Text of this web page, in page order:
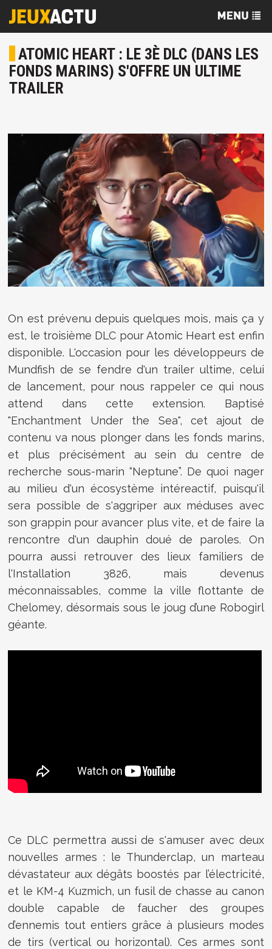
ATOMIC HEART : LE 3È DLC (DANS LES
FONDS MARINS) S'OFFRE UN ULTIME
TRAILER
On est prévenu depuis quelques mois, mais ça y
est, le troisième DLC pour Atomic Heart est enfin
disponible. L'occasion pour les développeurs de
Mundfish de se fendre d'un trailer ultime, celui
de lancement, pour nous rappeler ce qui nous
attend dans cette extension. Baptisé
"Enchantment Under the Sea", cet ajout de
contenu va nous plongerdans les fonds marins,
et plus précisément au sein du centre de
recherche sous-marin “Neptune”. De quoi nager
au milieu d'un écosystème intéreactif, puisqu'il
sera possible de s'aggriper aux méduses avec
son grappin pour avancer plus vite, et de faire la
rencontre d'un dauphin doué de paroles. On
pourra aussi retrouver des lieux familiers de
l'Installation 3826, mais devenus
méconnaissables, comme la ville flottante de
Chelomey, désormais sous le joug d’une Robogirl
géante.
Ce DLC permettra aussi de s'amuser avec deux
nouvelles armes : le Thunderclap, un marteau
dévastateur aux dégâts boostés par l’électricité,
et le KM-4 Kuzmich, un fusil de chasse au canon
double capable de faucher des groupes
d’ennemis tout entiers grâce à plusieurs modes
de tirs (vertical ou horizontal). Ces armes sont